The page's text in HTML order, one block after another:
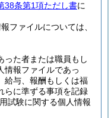
38条第1項ただし書に
ファイルについては、
った者または職員もし
情報ファイルであっ
給与、報酬もしくは福
らに準ずる事項を記録
試験に関する個人情報